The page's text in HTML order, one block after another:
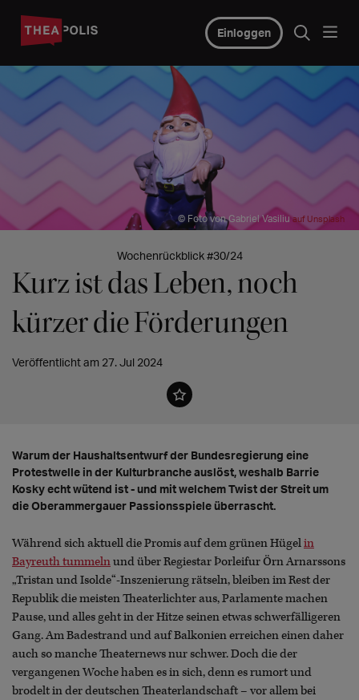
Einloggen
© Foto von Gabriel Vasiliuauf Unsplash
Wochenrückblick #30/24
Kurz ist das Leben, noch
kürzer die Förderungen
Veröffentlicht am 27. Jul 2024
Warum der Haushaltsentwurf der Bundesregierung eine
Protestwelle in der Kulturbranche auslöst, weshalb Barrie
Kosky echt wütend ist - und mit welchem Twist der Streit um
die Oberammergauer Passionsspiele überrascht.
Während sich aktuell die Promis auf dem grünen Hügelin
Bayreuth tummelnund über Regiestar Þorleifur Örn Arnarssons
„Tristan und Isolde“-Inszenierung rätseln, bleiben im Rest der
Republik die meisten Theaterlichter aus, Parlamente machen
Pause, und alles geht in der Hitze seinen etwas schwerfälligeren
Gang. Am Badestrand und auf Balkonien erreichen einen daher
auch so manche Theaternews nur schwer. Doch die der
vergangenen Woche haben es in sich, denn es rumort und
brodelt in der deutschen Theaterlandschaft – vor allem bei